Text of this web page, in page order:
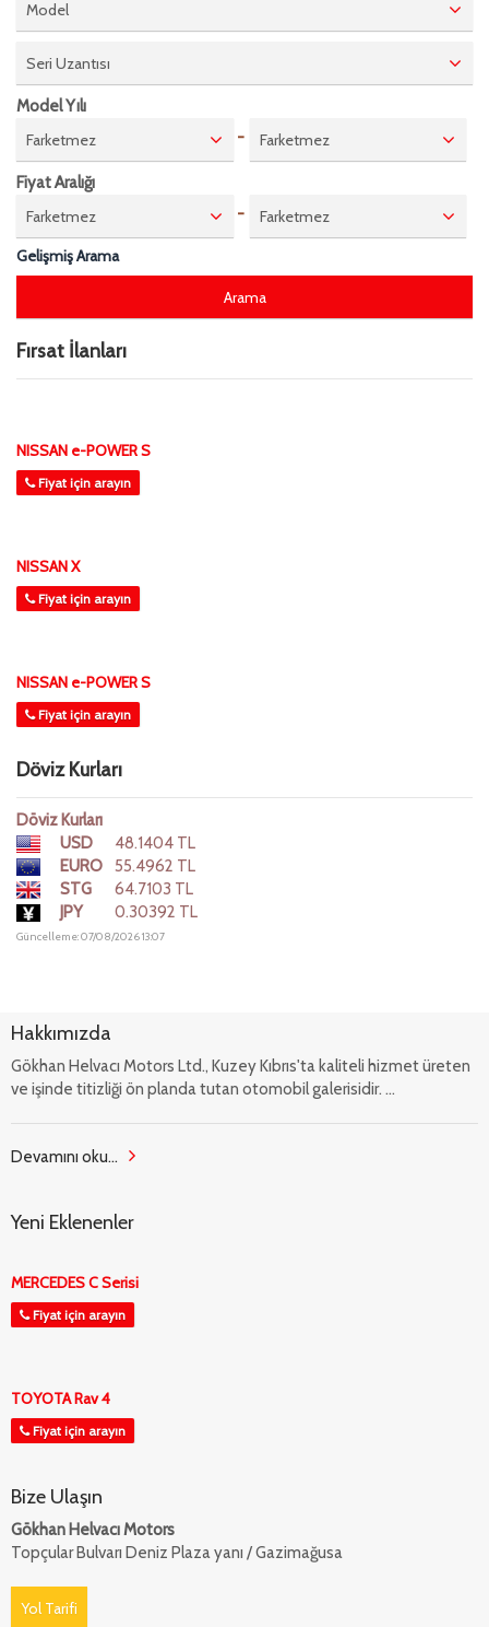
Model
Seri Uzantısı
Model Yılı
Farketmez
- Farketmez
Fiyat Aralığı
Farketmez
-
Farketmez
Gelişmiş Arama
Fırsat İlanları
NISSAN e-POWER S
Fiyat için arayın
NISSAN X
Fiyat için arayın
NISSAN e-POWER S
Fiyat için arayın
Döviz Kurları
Döviz Kurları
USD
48.1404 TL
EURO
55.4962 TL
STG
64.7103 TL
JPY
0.30392 TL
Güncelleme: 07/08/2026 13:07
Hakkımızda
Gökhan Helvacı Motors Ltd., Kuzey Kıbrıs'ta kaliteli hizmet üreten
ve işinde titizliği ön planda tutan otomobil galerisidir. ...
Devamını oku...
Yeni Eklenenler
MERCEDES C Serisi
Fiyat için arayın
TOYOTA Rav 4
Fiyat için arayın
Bize Ulaşın
Gökhan Helvacı Motors
Topçular Bulvarı Deniz Plaza yanı / Gazimağusa
Yol Tarifi